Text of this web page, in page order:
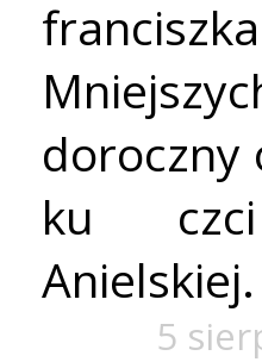
doroczny
ku
Anielskiej.
5